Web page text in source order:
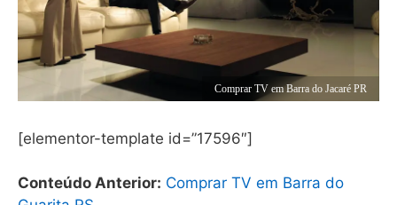
Comprar TV em Barra do Jacaré PR
[elementor-template id=”17596″]
Conteúdo Anterior: Comprar TV em Barra do